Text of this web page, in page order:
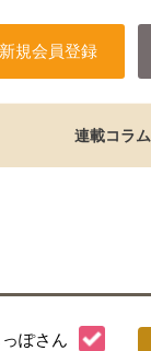
新規会員登録
連載コラム
ぽさん